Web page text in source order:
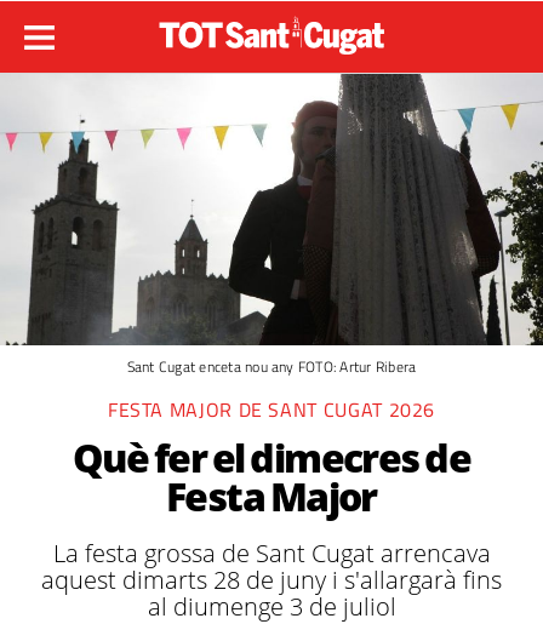
Sant Cugat enceta nou any FOTO: Artur Ribera
FESTA MAJOR DE SANT CUGAT 2026
Què fer el dimecres de
Festa Major
La festa grossa de Sant Cugat arrencava
aquest dimarts 28 de juny i s'allargarà fins
al diumenge 3 de juliol